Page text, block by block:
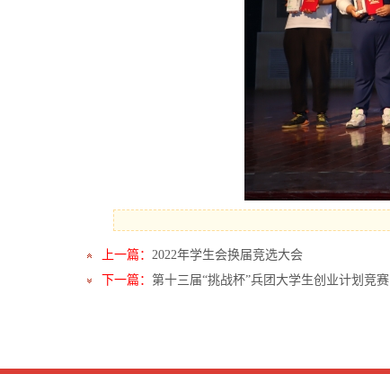
上一篇： 2022年学生会换届竞选大会
下一篇： 第十三届“挑战杯”兵团大学生创业计划竞赛